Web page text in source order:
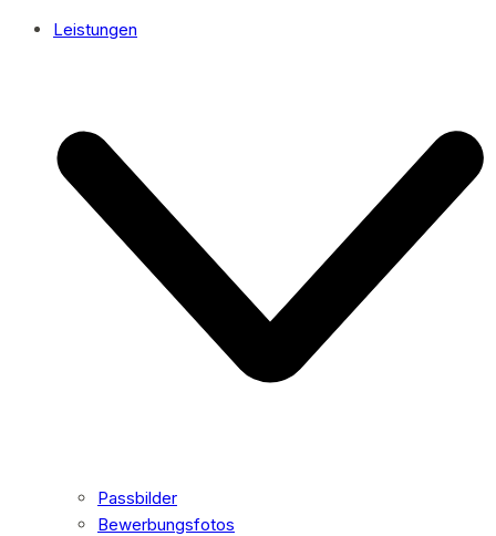
Leistungen
Passbilder
Bewerbungsfotos